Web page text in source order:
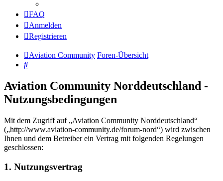
FAQ
Anmelden
Registrieren
Aviation Community Foren-Übersicht
Suche
Aviation Community Norddeutschland -
Nutzungsbedingungen
Mit dem Zugriff auf „Aviation Community Norddeutschland“
(„http://www.aviation-community.de/forum-nord“) wird zwischen
Ihnen und dem Betreiber ein Vertrag mit folgenden Regelungen
geschlossen:
1. Nutzungsvertrag